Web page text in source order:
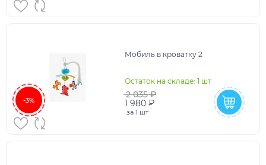
-3%
Мобиль в кроватку 2
Остаток на складе: 1 шт
2 035 ₽
1 980 ₽
за 1 шт